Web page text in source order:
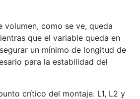
volumen, como se ve, queda
que el variable queda en
un mínimo de longitud de
para la estabilidad del
crítico del montaje. L1, L2 y